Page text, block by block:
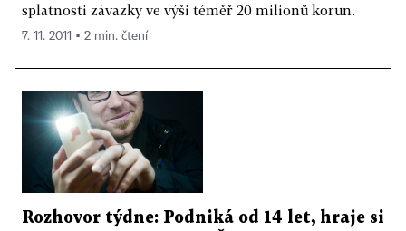
splatnosti závazky ve výši téměř 20 milionů korun.
7. 11. 2011 ▪ 2 min. čtení
Rozhovor týdne: Podniká od 14 let, hraje si